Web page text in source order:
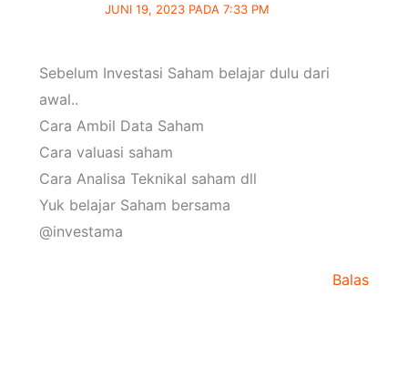
JUNI 19, 2023 PADA 7:33 PM
Sebelum Investasi Saham belajar dulu dari
awal..
Cara Ambil Data Saham
Cara valuasi saham
Cara Analisa Teknikal saham dll
Yuk belajar Saham bersama
@investama
Balas